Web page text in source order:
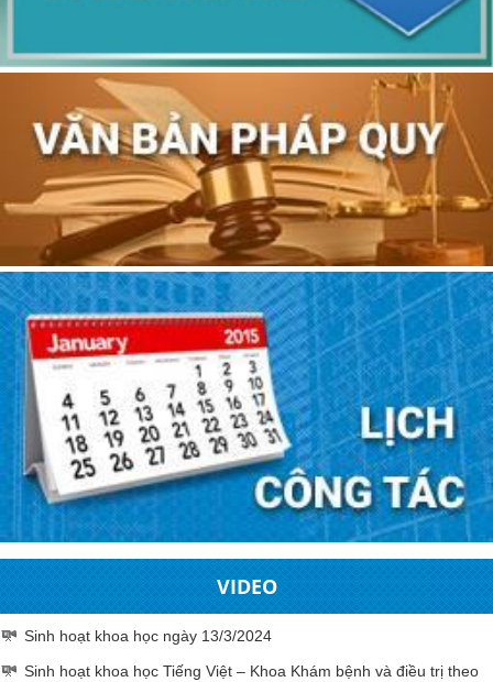
VIDEO
Sinh hoạt khoa học ngày 13/3/2024
Sinh hoạt khoa học Tiếng Việt – Khoa Khám bệnh và điều trị theo